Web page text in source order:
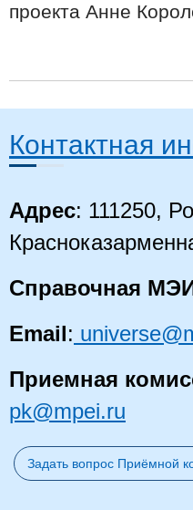
проекта Анне
Контактная
Адрес: 111250,
Справочная
Email:
Приемная
pk@mpei.ru
Задать вопрос Приёмной